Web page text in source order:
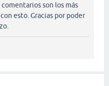
son los más
esto. Gracias por poder